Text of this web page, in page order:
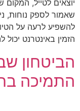
יוצאים לטייל,
שאמור לספק נוחות,
להשפיע לרעה על
הזמין באינטרנט
הביטחון
התמיכה